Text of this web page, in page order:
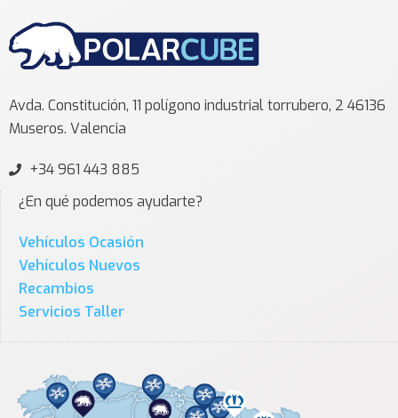
Avda. Constitución, 11 polígono industrial torrubero, 2 46136
Museros. Valencia
+34 961 443 885
¿En qué podemos ayudarte?
Vehículos Ocasión
Vehículos Nuevos
Recambios
Servicios Taller